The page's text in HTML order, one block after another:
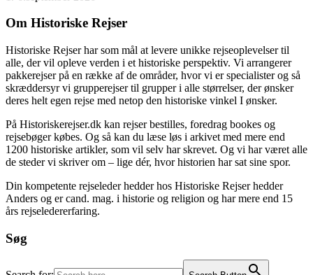
Om Historiske Rejser
Historiske Rejser har som mål at levere unikke rejseoplevelser til
alle, der vil opleve verden i et historiske perspektiv. Vi arrangerer
pakkerejser på en række af de områder, hvor vi er specialister og så
skræddersyr vi grupperejser til grupper i alle størrelser, der ønsker
deres helt egen rejse med netop den historiske vinkel I ønsker.
På Historiskerejser.dk kan rejser bestilles, foredrag bookes og
rejsebøger købes. Og så kan du læse løs i arkivet med mere end
1200 historiske artikler, som vil selv har skrevet. Og vi har været alle
de steder vi skriver om – lige dér, hvor historien har sat sine spor.
Din kompetente rejseleder hedder hos Historiske Rejser hedder
Anders og er cand. mag. i historie og religion og har mere end 15
års rejseledererfaring.
Søg